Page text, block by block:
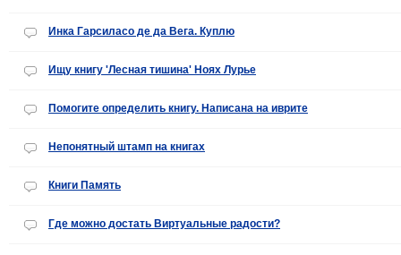
Инка Гарсиласо де да Вега. Куплю
Ищу книгу 'Лесная тишина' Ноях Лурье
Помогите определить книгу. Написана на иврите
Непонятный штамп на книгах
Книги Память
Где можно достать Виртуальные радости?